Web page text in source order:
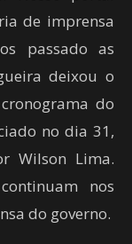
de imprensa
passado as
deixou o
do
no dia 31,
Wilson Lima.
nos
do governo.